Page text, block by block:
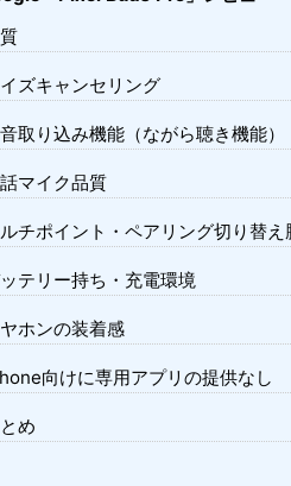
ズキャンセリング
取り込み機能（ながら聴き機能）
マイク品質
チポイント・ペアリング切り替え
テリー持ち・充電環境
ホンの装着感
向けに専用アプリの提供なし
め